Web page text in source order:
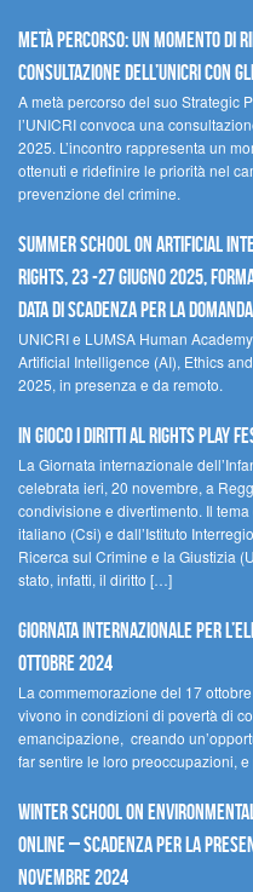
Metà percorso: un momento di
Consultazione dell’UNICRI con
A metà percorso del suo Strategic
l’UNICRI convoca una
2025. L’incontro rappresenta un
ottenuti e ridefinire le priorità nel
prevenzione del crimine.
Summer School on Artificial
Rights, 23 -27 giugno 2025,
Data di scadenza per la
UNICRI e LUMSA Human
Artificial Intelligence (AI), Ethics
2025, in presenza e da remoto.
In gioco i diritti al Rights Play
La Giornata internazionale
celebrata ieri, 20 novembre, a
condivisione e divertimento. Il
italiano (Csi) e dall’Istituto
Ricerca sul Crimine e la Giustizia
stato, infatti, il diritto […]
Giornata internazionale per
ottobre 2024
La commemorazione del 17
vivono in condizioni di povertà di
emancipazione, creando
far sentire le loro preoccupazioni,
Winter School on
Online – Scadenza per la
novembre 2024